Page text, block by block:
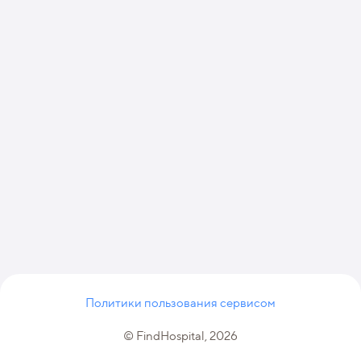
Политики пользования сервисом
© FindHospital, 2026